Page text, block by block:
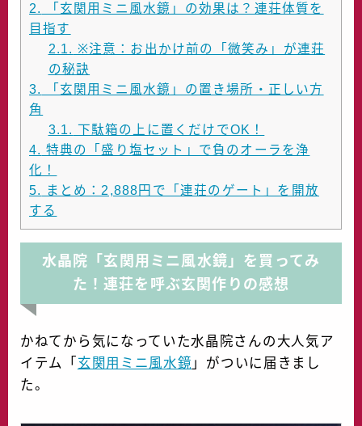
2.
「玄関用ミニ風水鏡」の効果は？連荘体質を
目指す
2.1. ※注意：お出かけ前の「微笑み」が連荘
の秘訣
3.
「玄関用ミニ風水鏡」の置き場所・正しい方
角
3.1. 下駄箱の上に置くだけでOK！
4. 特典の「盛り塩セット」で負のオーラを浄
化！
5. まとめ：2,888円で「連荘のゲート」を開放
する
水晶院「玄関用ミニ風水鏡」を買ってみ
た！連荘を呼ぶ玄関作りの感想
かねてから気になっていた水晶院さんの大人気ア
イテム「 玄関用ミニ風水鏡 」がついに届きまし
た。